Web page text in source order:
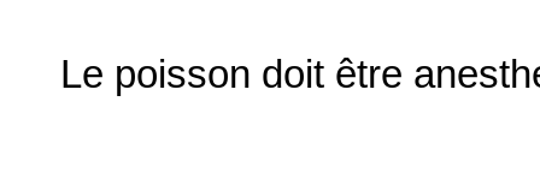
Le poisson doit être